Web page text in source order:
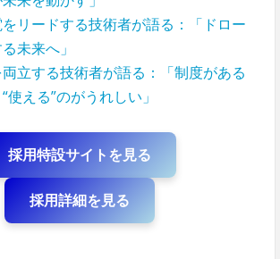
をリードする技術者が語る：「ドロー
未来へ」
立する技術者が語る：「制度がある
使える”のがうれしい」
採用特設サイトを見る
採用詳細を見る